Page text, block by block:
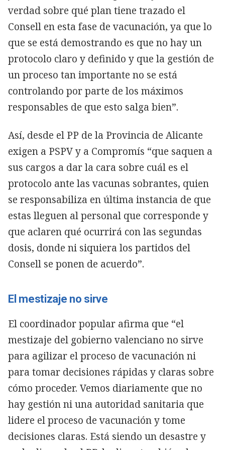
verdad sobre qué plan tiene trazado el
Consell en esta fase de vacunación, ya que lo
que se está demostrando es que no hay un
protocolo claro y definido y que la gestión de
un proceso tan importante no se está
controlando por parte de los máximos
responsables de que esto salga bien”.
Así, desde el PP de la Provincia de Alicante
exigen a PSPV y a Compromís “que saquen a
sus cargos a dar la cara sobre cuál es el
protocolo ante las vacunas sobrantes, quien
se responsabiliza en última instancia de que
estas lleguen al personal que corresponde y
que aclaren qué ocurrirá con las segundas
dosis, donde ni siquiera los partidos del
Consell se ponen de acuerdo”.
El mestizaje no sirve
El coordinador popular afirma que “el
mestizaje del gobierno valenciano no sirve
para agilizar el proceso de vacunación ni
para tomar decisiones rápidas y claras sobre
cómo proceder. Vemos diariamente que no
hay gestión ni una autoridad sanitaria que
lidere el proceso de vacunación y tome
decisiones claras. Está siendo un desastre y